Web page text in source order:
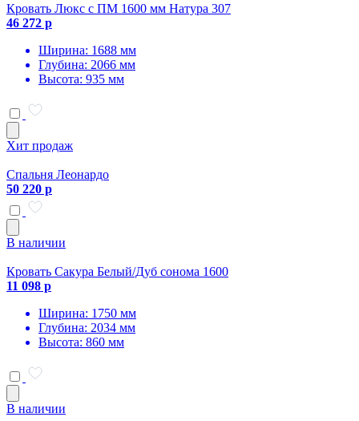
Кровать Люкс с ПМ 1600 мм Натура 307
46 272 р
Ширина: 1688 мм
Глубина: 2066 мм
Высота: 935 мм
Хит продаж
Спальня Леонардо
50 220 р
В наличии
Кровать Сакура Белый/Дуб сонома 1600
11 098 р
Ширина: 1750 мм
Глубина: 2034 мм
Высота: 860 мм
В наличии